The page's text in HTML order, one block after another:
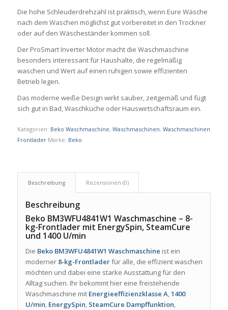
Die hohe Schleuderdrehzahl ist praktisch, wenn Eure Wäsche
nach dem Waschen möglichst gut vorbereitet in den Trockner
oder auf den Wäscheständer kommen soll.
Der ProSmart Inverter Motor macht die Waschmaschine
besonders interessant für Haushalte, die regelmäßig
waschen und Wert auf einen ruhigen sowie effizienten
Betrieb legen.
Das moderne weiße Design wirkt sauber, zeitgemäß und fügt
sich gut in Bad, Waschküche oder Hauswirtschaftsraum ein.
Kategorien: Beko Waschmaschine, Waschmaschinen, Waschmaschinen
Frontlader Marke: Beko
Beschreibung Rezensionen (0)
Beschreibung
Beko BM3WFU4841W1 Waschmaschine – 8-
kg-Frontlader mit EnergySpin, SteamCure
und 1400 U/min
Die Beko BM3WFU4841W1 Waschmaschine ist ein
moderner 8-kg-Frontladerfür alle, die effizient waschen
möchten und dabei eine starke Ausstattung für den
Alltag suchen. Ihr bekommt hier eine freistehende
Waschmaschine mit Energieeffizienzklasse A,1400
U/min, EnergySpin, SteamCure Dampffunktion,